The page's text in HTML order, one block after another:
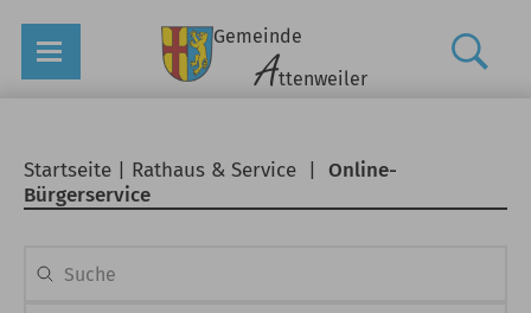
Gemeinde
Attenweiler
Startseite Rathaus & Service
Online-
Bürgerservice